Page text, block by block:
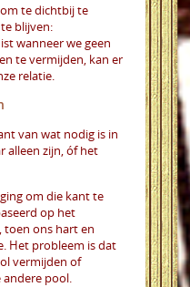
te dichtbij te
blijven:
wanneer we geen
te vermijden, kan er
relatie.
van wat nodig is in
alleen zijn, óf het
om die kant te
op het
toen ons hart en
Het probleem is dat
vermijden of
pool.